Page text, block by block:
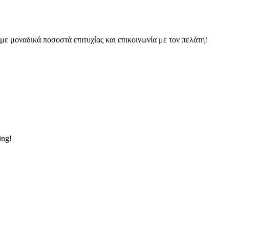
ποσοστά επιτυχίας και επικοινωνία με τον πελάτη!